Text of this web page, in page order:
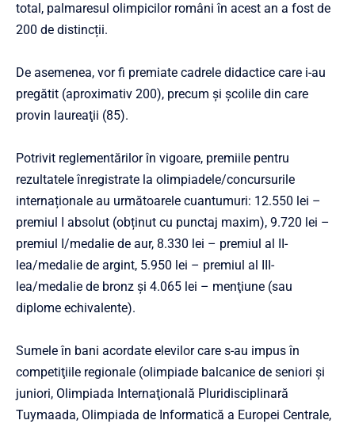
total, palmaresul olimpicilor români în acest an a fost de
200 de distincții.
De asemenea, vor fi premiate cadrele didactice care i-au
pregătit (aproximativ 200), precum şi şcolile din care
provin laureaţii (85).
Potrivit reglementărilor în vigoare, premiile pentru
rezultatele înregistrate la olimpiadele/concursurile
internaționale au următoarele cuantumuri: 12.550 lei –
premiul I absolut (obținut cu punctaj maxim), 9.720 lei –
premiul I/medalie de aur, 8.330 lei – premiul al II-
lea/medalie de argint, 5.950 lei – premiul al III-
lea/medalie de bronz şi 4.065 lei – menţiune (sau
diplome echivalente).
Sumele în bani acordate elevilor care s-au impus în
competiţiile regionale (olimpiade balcanice de seniori şi
juniori, Olimpiada Internaţională Pluridisciplinară
Tuymaada, Olimpiada de Informatică a Europei Centrale,